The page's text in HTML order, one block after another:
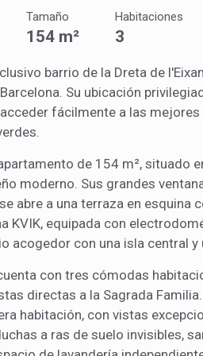
Tamaño
154 m²
Habitaciones
3
barrio de la Dreta de
Su ubicación
fácilmente a las
de 154 m², situado
moderno. Sus grandes
abre a una terraza en
KVIK, equipada con
acogedor con una isla central y
con tres cómodas
directas a la Sagrada
habitación, con vistas
a ras de suelo invisibles,
sitio
los
que
del
Estas
hábitos
en el
usuario.